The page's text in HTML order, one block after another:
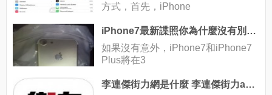
方式，首先，iPhone
iPhone7最新諜照你為什麼沒有別人丑
如果沒有意外，iPhone7和iPhone7
Plus將在3
李連傑街力網是什麼 李連傑街力app怎麼樣